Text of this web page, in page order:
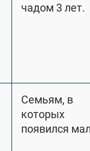
чадом 3 лет.
Семьям, в
которых
появился